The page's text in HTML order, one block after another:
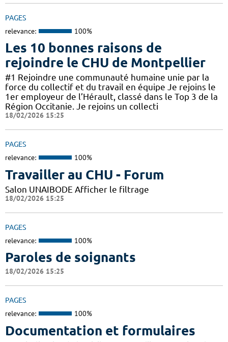
PAGES
relevance: 100%
Les 10 bonnes raisons de
rejoindre le CHU de Montpellier
#1 Rejoindre une communauté humaine unie par la
force du collectif et du travail en équipe Je rejoins le
1er employeur de l’Hérault, classé dans le Top 3 de la
Région Occitanie. Je rejoins un collecti
18/02/2026 15:25
PAGES
relevance: 100%
Travailler au CHU - Forum
Salon UNAIBODE Afficher le filtrage
18/02/2026 15:25
PAGES
relevance: 100%
Paroles de soignants
18/02/2026 15:25
PAGES
relevance: 100%
Documentation et formulaires